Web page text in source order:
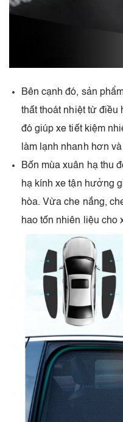
Bên cạnh đó, sản
thất thoát nhiệt từ điều
đó giúp xe tiết kiệm
làm lạnh nhanh hơn
Bốn mùa xuân hạ thu
hạ kính xe tận hưởng
hòa. Vừa che nắng,
hao tốn nhiên liệu cho